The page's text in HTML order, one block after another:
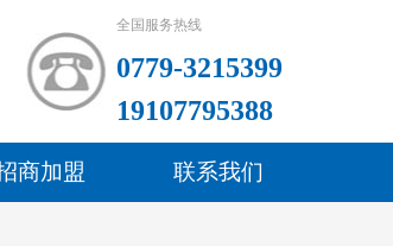
全国服务热线
0779-3215399
19107795388
商加盟 联系我们